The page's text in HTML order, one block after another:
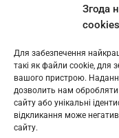
Згода
cookies
Для забезпечення
такі як файли cookie, для
вашого пристрою.
дозволить нам обробляти
сайту або унікальні
відкликання може
сайту.
: L11-01410
: L11-01801
Косів: L11-01805
Гарасимів: L11-02274